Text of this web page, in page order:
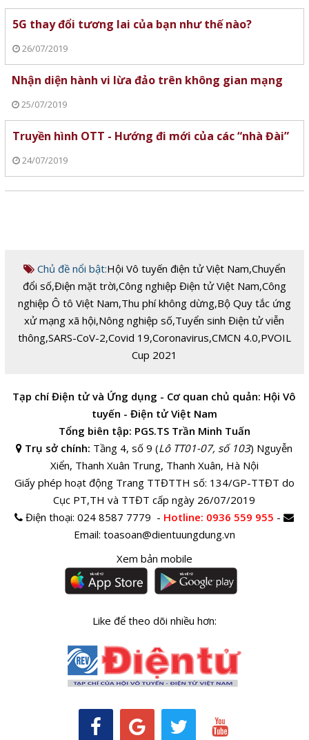
5G thay đổi tương lai của bạn như thế nào?
26/07/2019
Nhận diện hành vi lừa đảo trên không gian mạng
25/07/2019
Truyền hình OTT - Hướng đi mới của các “nhà Đài”
24/07/2019
Chủ đề nổi bật:Hội Vô tuyến điện tử Việt Nam,Chuyển
đổi số,Điện mặt trời,Công nghiệp Điện tử Việt Nam,Công
nghiệp Ô tô Việt Nam,Thu phí không dừng,Bộ Quy tắc ứng
xử mạng xã hội,Nông nghiệp số,Tuyển sinh Điện tử viễn
thông,SARS-CoV-2,Covid 19,Coronavirus,CMCN 4.0,PVOIL
Cup 2021
Tạp chí Điện tử và Ứng dụng - Cơ quan chủ quản: Hội Vô
tuyến - Điện tử Việt Nam
Tổng biên tập: PGS.TS Trần Minh Tuấn
Trụ sở chính: Tầng 4, số 9 (Lô TT01-07, số 103) Nguyễn
Xiển, Thanh Xuân Trung, Thanh Xuân, Hà Nội
Giấy phép hoạt động Trang TTĐTTH số: 134/GP-TTĐT do
Cục PT,TH và TTĐT cấp ngày 26/07/2019
Điện thoại:024 8587 7779 - Hotline: 0936 559 955 -
Email: toasoan@dientuungdung.vn
Xem bản mobile
Like để theo dõi nhiều hơn: